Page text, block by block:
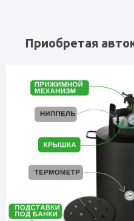
Приобретая